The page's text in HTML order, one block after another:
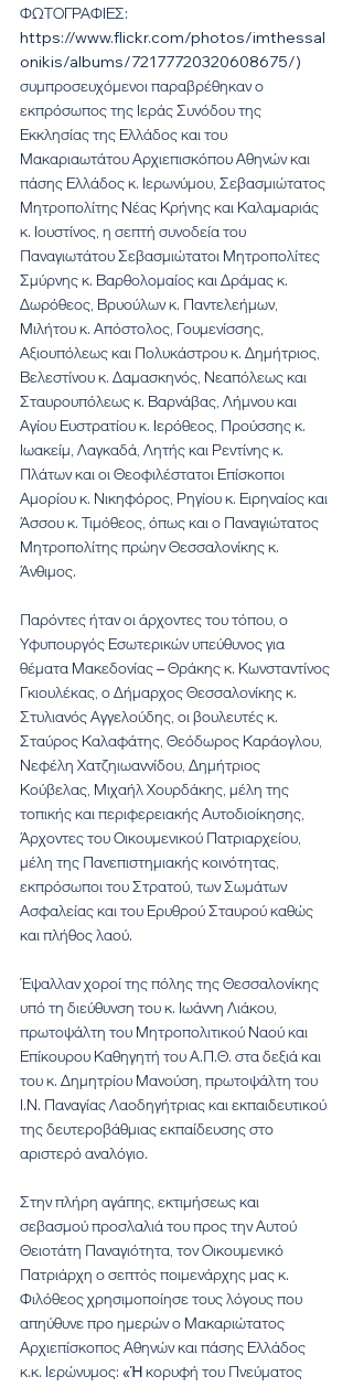
ΦΩΤΟΓΡΑΦΙΕΣ:
https://www.flickr.com/photos/imthessal
onikis/albums/72177720320608675/)
συμπροσευχόμενοι παραβρέθηκαν ο
εκπρόσωπος της Ιεράς Συνόδου της
Εκκλησίας της Ελλάδος και του
Μακαριαωτάτου Αρχιεπισκόπου Αθηνών και
πάσης Ελλάδος κ. Ιερωνύμου, Σεβασμιώτατος
Μητροπολίτης Νέας Κρήνης και Καλαμαριάς
κ. Ιουστίνος, η σεπτή συνοδεία του
Παναγιωτάτου Σεβασμιώτατοι Μητροπολίτες
Σμύρνης κ. Βαρθολομαίος και Δράμας κ.
Δωρόθεος, Βρυούλων κ. Παντελεήμων,
Μιλήτου κ. Απόστολος, Γουμενίσσης,
Αξιουπόλεως και Πολυκάστρου κ. Δημήτριος,
Βελεστίνου κ. Δαμασκηνός, Νεαπόλεως και
Σταυρουπόλεως κ. Βαρνάβας, Λήμνου και
Αγίου Ευστρατίου κ. Ιερόθεος, Προύσσης κ.
Ιωακείμ, Λαγκαδά, Λητής και Ρεντίνης κ.
Πλάτων και οι Θεοφιλέστατοι Επίσκοποι
Αμορίου κ. Νικηφόρος, Ρηγίου κ. Ειρηναίος και
Άσσου κ. Τιμόθεος, όπως και ο Παναγιώτατος
Μητροπολίτης πρώην Θεσσαλονίκης κ.
Άνθιμος.
Παρόντες ήταν οι άρχοντες του τόπου, ο
Υφυπουργός Εσωτερικών υπεύθυνος για
θέματα Μακεδονίας – Θράκης κ. Κωνσταντίνος
Γκιουλέκας, ο Δήμαρχος Θεσσαλονίκης κ.
Στυλιανός Αγγελούδης, οι βουλευτές κ.
Σταύρος Καλαφάτης, Θεόδωρος Καράογλου,
Νεφέλη Χατζηιωαννίδου, Δημήτριος
Κούβελας, Μιχαήλ Χουρδάκης, μέλη της
τοπικής και περιφερειακής Αυτοδιοίκησης,
Άρχοντες του Οικουμενικού Πατριαρχείου,
μέλη της Πανεπιστημιακής κοινότητας,
εκπρόσωποι του Στρατού, των Σωμάτων
Ασφαλείας και του Ερυθρού Σταυρού καθώς
και πλήθος λαού.
Έψαλλαν χοροί της πόλης της Θεσσαλονίκης
υπό τη διεύθυνση του κ. Ιωάννη Λιάκου,
πρωτοψάλτη του Μητροπολιτικού Ναού και
Επίκουρου Καθηγητή του Α.Π.Θ. στα δεξιά και
του κ. Δημητρίου Μανούση, πρωτοψάλτη του
Ι.Ν. Παναγίας Λαοδηγήτριας και εκπαιδευτικού
της δευτεροβάθμιας εκπαίδευσης στο
αριστερό αναλόγιο.
Στην πλήρη αγάπης, εκτιμήσεως και
σεβασμού προσλαλιά του προς την Αυτού
Θειοτάτη Παναγιότητα, τον Οικουμενικό
Πατριάρχη ο σεπτός ποιμενάρχης μας κ.
Φιλόθεος χρησιμοποίησε τους λόγους που
απηύθυνε προ ημερών ο Μακαριώτατος
Αρχιεπίσκοπος Αθηνών και πάσης Ελλάδος
κ.κ. Ιερώνυμος: «Ἡ κορυφή του Πνεύματος